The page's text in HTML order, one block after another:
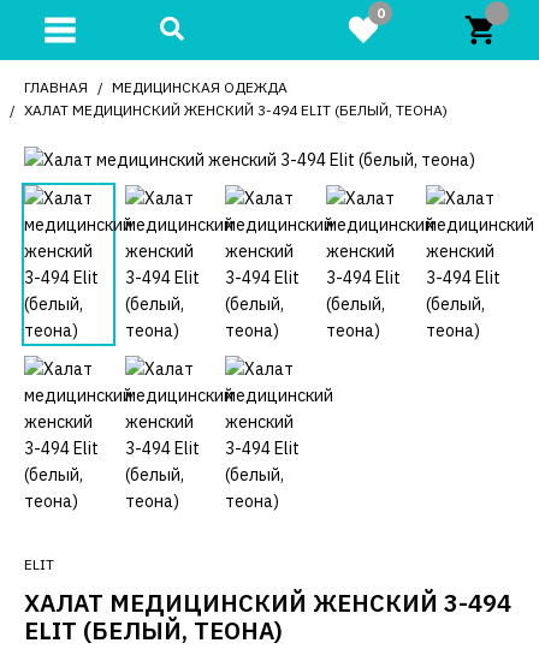
0
ГЛАВНАЯ
МЕДИЦИНСКАЯ ОДЕЖДА
ХАЛАТ МЕДИЦИНСКИЙ ЖЕНСКИЙ 3-494 ELIT (БЕЛЫЙ, ТЕОНА)
ELIT
ХАЛАТ МЕДИЦИНСКИЙ ЖЕНСКИЙ 3-494
ELIT (БЕЛЫЙ, ТЕОНА)